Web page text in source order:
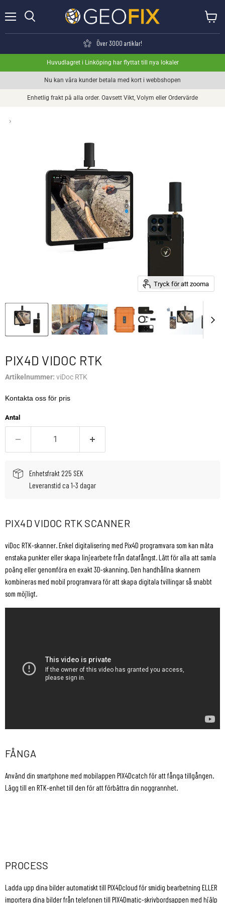
Över 3000 artiklar!
Huvudlagret i Linköping har flyttat till nya lokaler
Nu kan våra kunder betala med kort i webbshopen
Enhetlig frakt på alla order. Oavsett Vikt, Volym eller Ordervärde
›
Tryck för att zooma
PIX4D VIDOC RTK
Artikelnummer: viDoc RTK
Kontakta oss för pris
Antal
Enhetsfrakt 225 SEK
Leveranstid ca 1-3 dagar
PIX4D VIDOC RTK SCANNER
viDoc RTK-skanner. Enkel digitalisering med Pix4D programvara som kan mäta
enstaka punkter eller skapa linjearbete från datafångst. Lätt för alla att samla
poäng eller genomföra en exakt 3D-skanning. Den handhållna skannern
kombineras med mobil programvara för att skapa digitala tvillingar så snabbt
som möjligt.
FÅNGA
Använd din smartphone med mobilappen PIX4Dcatch för att fånga tillgången.
Lägg till en RTK-enhet till den för att förbättra din noggrannhet.
PROCESS
Ladda upp dina bilder automatiskt till PIX4Dcloud för smidig bearbetning ELLER
importera dina bilder från telefonen till PIX4Dmatic-skrivbordsappen med hjälp